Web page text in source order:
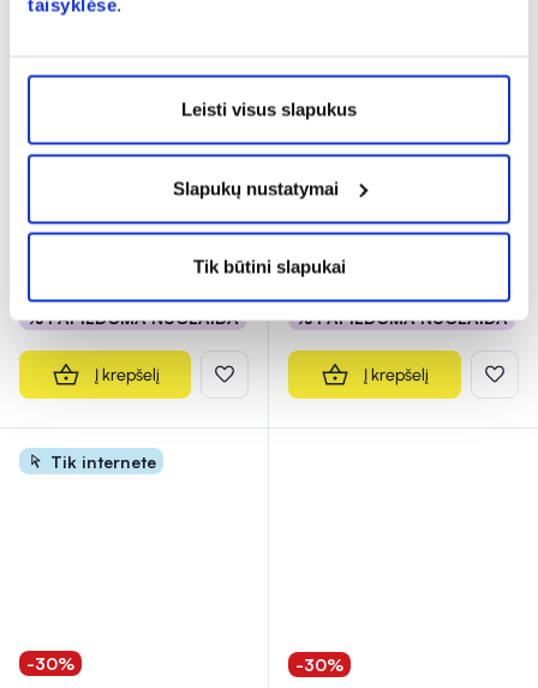
taisyklėse.
Leisti visus slapukus
Slapukų nustatymai
Tik būtini slapukai
ELGON šampūnas
PRIMARIA STIMULATING,
Įvertinimas 5.0 iš 5
(1)
% PAPILDOMA NUOLAIDA
Į krepšelį
-30%
ELGON plaukų losjonas
PRIMARIA STIMULATING
ANTI-HAIR LOSS
32,54 €
% PAPILDOMA NUOLAIDA
Į krepšelį
Tik internete
-30% -30%